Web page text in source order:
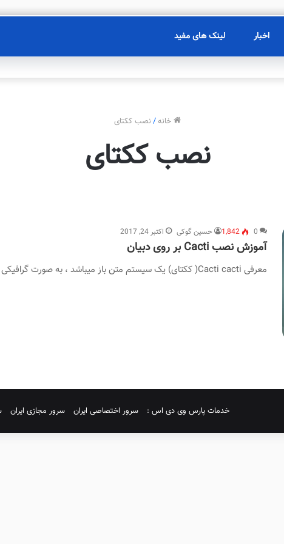
لینک های مفید اخبار
خانه/ نصب ککتای
نصب ککتای
حسین گوکی اکتبر 24, 2017 0
1,842
آموزش نصب Cacti بر روی دبیان
معرفی Cacti cacti( ککتای) یک سیستم متن باز میباشد ، به صورت گرافیکی برای مانیتور کردن دستگاه های مختلف مورد…
خدمات پارس وی دی اس : سرور اختصاصی ایران سرور مجازی ایران